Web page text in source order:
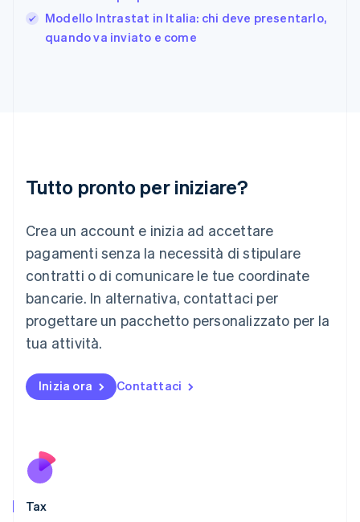
Modello Intrastat in Italia: chi deve presentarlo,
quando va inviato e come
Tutto pronto per iniziare?
Crea un account e inizia ad accettare
pagamenti senza la necessità di stipulare
contratti o di comunicare le tue coordinate
bancarie. In alternativa, contattaci per
progettare un pacchetto personalizzato per la
tua attività.
Inizia ora Contattaci
Tax
Gibilterra
English
Lettonia
English
DeutschEnglish
Lituania
Français DeutschEnglish
Malaysia
English 简体中文
Malta
Messico
EspañolEnglish
English
Paesi Bassi